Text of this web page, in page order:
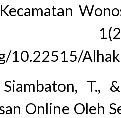
10.22515/
T.,
Online Oleh